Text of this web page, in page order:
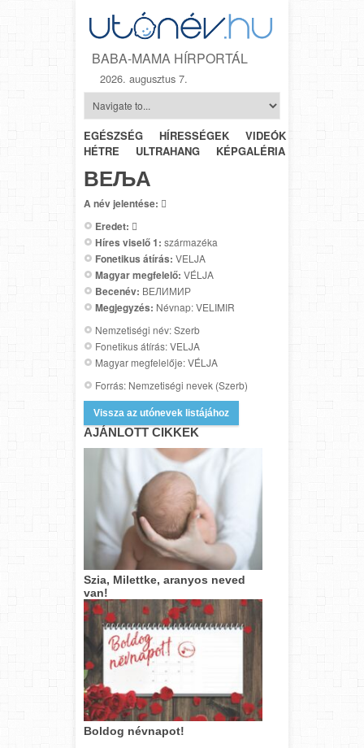
BABA-MAMA HÍRPORTÁL
2026. augusztus 7.
EGÉSZSÉG HÍRESSÉGEK VIDEÓK
HÉTRŐL-
HÉTRE
ULTRAHANG KÉPGALÉRIA
ВЕЉА
A név jelentése: 
Eredet: 
Híres viselő 1: származéka
Fonetikus átírás: VELJA
Magyar megfelelő: VÉLJA
Becenév: ВЕЛИМИР
Megjegyzés: Névnap: VELIMIR
Nemzetiségi név: Szerb
Fonetikus átírás: VELJA
Magyar megfelelője: VÉLJA
Forrás: Nemzetiségi nevek (Szerb)
Vissza az utónevek listájához
AJÁNLOTT CIKKEK
Szia, Milettke, aranyos neved
van!
Boldog névnapot!